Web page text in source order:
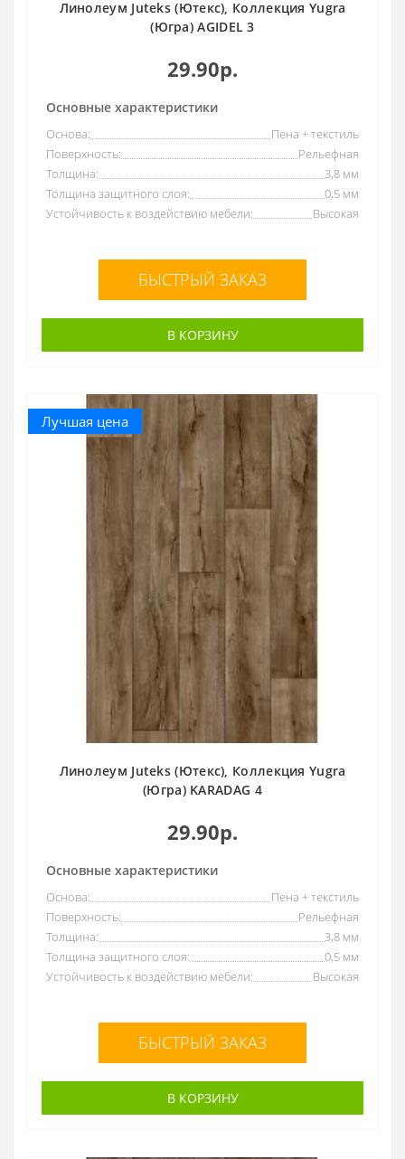
Линолеум Juteks (Ютекс), Коллекция Yugra
(Югра) AGIDEL 3
29.90р.
Основные характеристики
Основа:
Пена + текстиль
Поверхность:
Рельефная
Толщина:
3,8 мм
Толщина защитного слоя:
0,5 мм
Устойчивость к воздействию мебели:
Высокая
БЫСТРЫЙ ЗАКАЗ
В КОРЗИНУ
Лучшая цена
Линолеум Juteks (Ютекс), Коллекция Yugra
(Югра) KARADAG 4
29.90р.
Основные характеристики
Основа:
Пена + текстиль
Поверхность:
Рельефная
Толщина:
3,8 мм
Толщина защитного слоя:
0,5 мм
Устойчивость к воздействию мебели:
Высокая
БЫСТРЫЙ ЗАКАЗ
В КОРЗИНУ